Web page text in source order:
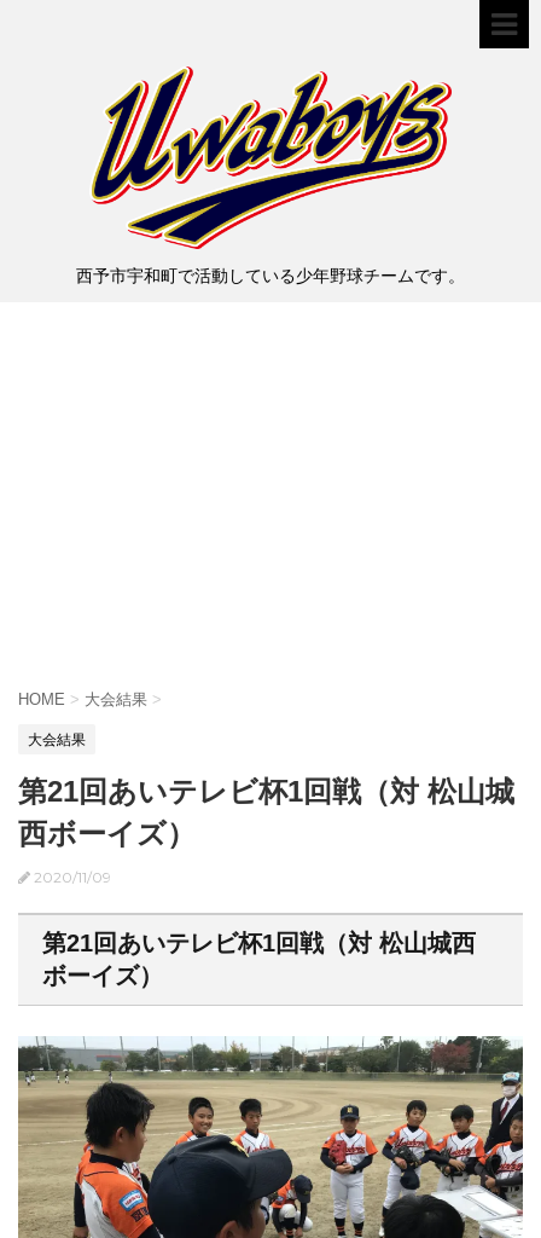
西予市宇和町で活動している少年野球チームです。
HOME > 大会結果 >
大会結果
第21回あいテレビ杯1回戦（対 松山城
西ボーイズ）
2020/11/09
第21回あいテレビ杯1回戦（対 松山城西
ボーイズ）